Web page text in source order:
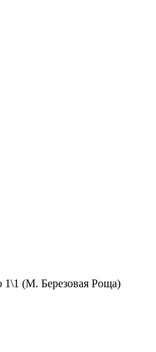
1\1 (М. Березовая Роща)